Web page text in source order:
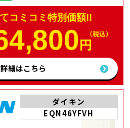
コミコミ特別価額!!
円
（税込）
細はこちら
ダイキン
EQN46YFVH